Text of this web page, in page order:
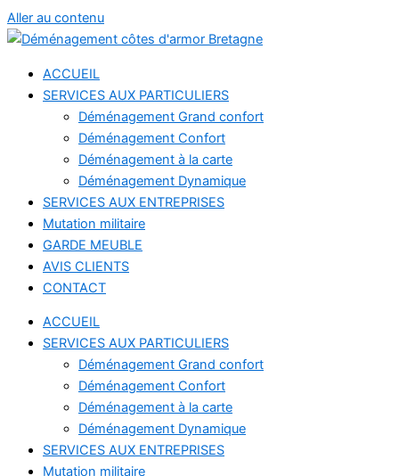
Aller au contenu
ACCUEIL
SERVICES AUX PARTICULIERS
Déménagement Grand confort
Déménagement Confort
Déménagement à la carte
Déménagement Dynamique
SERVICES AUX ENTREPRISES
Mutation militaire
GARDE MEUBLE
AVIS CLIENTS
CONTACT
ACCUEIL
SERVICES AUX PARTICULIERS
Déménagement Grand confort
Déménagement Confort
Déménagement à la carte
Déménagement Dynamique
SERVICES AUX ENTREPRISES
Mutation militaire